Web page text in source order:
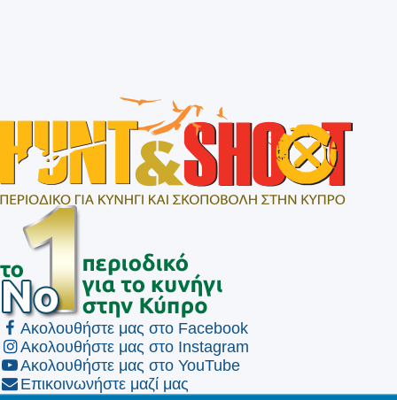
Ακολουθήστε μας στο Facebook
Ακολουθήστε μας στο Instagram
Ακολουθήστε μας στο YouTube
Επικοινωνήστε μαζί μας